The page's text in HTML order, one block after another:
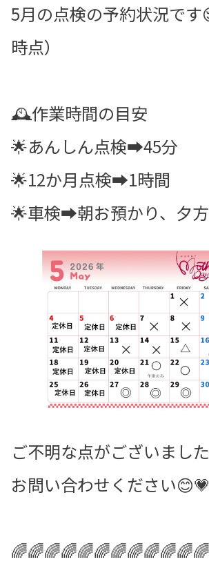
5月の点検の予約状況です
時点）
🕰️作業時間の目安
🌟あんしん点検➡45分
🌟12か月点検➡1時間
🌟車検➡朝お預かり、夕
ご不明な点がございまし
お問い合わせください😊💗